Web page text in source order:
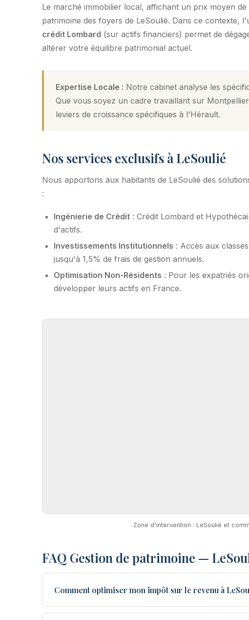
Le marché immobilier local, affichant un prix moyen de
patrimoine des foyers de LeSoulié. Dans ce contexte,
crédit Lombard (sur actifs financiers) permet de
altérer votre équilibre patrimonial actuel.
Expertise Locale : Notre cabinet analyse les
Que vous soyez un cadre travaillant sur
leviers de croissance spécifiques à l'Hérault.
Nos services exclusifs à LeSoulié
Nous apportons aux habitants de LeSoulié des
:
Ingénierie de Crédit : Crédit Lombard et
d'actifs.
Investissements Institutionnels : Accès aux
jusqu'à 1,5% de frais de gestion annuels.
Optimisation Non-Résidents : Pour les expatriés
développer leurs actifs en France.
Zone d'intervention : LeSoulié et
FAQ Gestion de patrimoine —
Comment optimiser mon impôt sur le revenu à